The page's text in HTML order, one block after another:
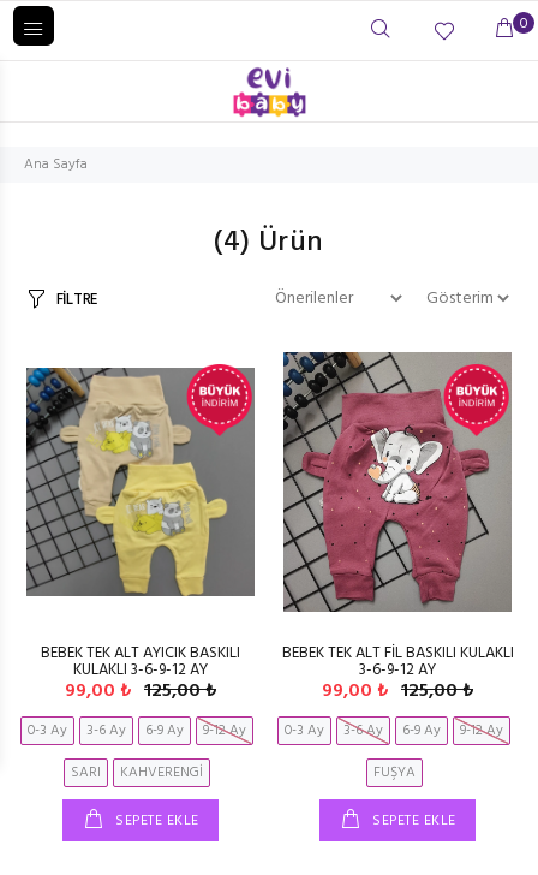
0
Ana Sayfa
(4) Ürün
FİLTRE
BEBEK TEK ALT AYICIK BASKILI
KULAKLI 3-6-9-12 AY
99,00 ₺ 125,00 ₺
0-3 Ay 3-6 Ay 6-9 Ay
9-12 Ay
SARI
KAHVERENGİ
SEPETE EKLE
BEBEK TEK ALT FİL BASKILI KULAKLI
3-6-9-12 AY
99,00 ₺ 125,00 ₺
0-3 Ay 3-6 Ay 6-9 Ay
9-12 Ay
FUŞYA
SEPETE EKLE